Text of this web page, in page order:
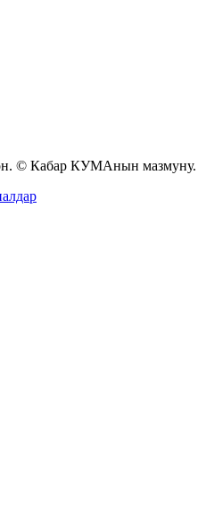
© Кабар КУМАнын мазмуну.